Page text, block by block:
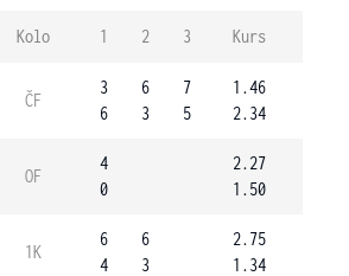
Kolo 1 2 3 Kurs
ČF
3
6
6
3
7
5
1.46
2.34
OF
4
0
2.27
1.50
1K
6
4
6
3
2.75
1.34